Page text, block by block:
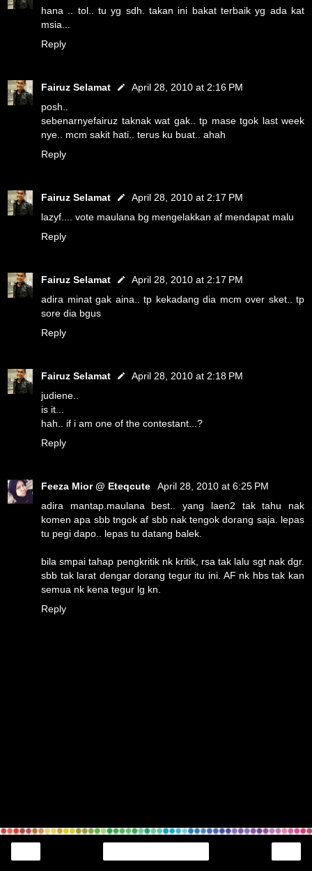
hana .. tol.. tu yg sdh. takan ini bakat terbaik yg ada kat
msia...
Reply
Fairuz Selamat
April 28, 2010 at 2:16 PM
posh..
sebenarnyefairuz taknak wat gak.. tp mase tgok last week
nye.. mcm sakit hati.. terus ku buat.. ahah
Reply
Fairuz Selamat
April 28, 2010 at 2:17 PM
lazyf.... vote maulana bg mengelakkan af mendapat malu
Reply
Fairuz Selamat
April 28, 2010 at 2:17 PM
adira minat gak aina.. tp kekadang dia mcm over sket.. tp
sore dia bgus
Reply
Fairuz Selamat
April 28, 2010 at 2:18 PM
judiene..
is it...
hah.. if i am one of the contestant...?
Reply
Feeza Mior @ Eteqcute
April 28, 2010 at 6:25 PM
adira mantap.maulana best.. yang laen2 tak tahu nak
komen apa sbb tngok af sbb nak tengok dorang saja. lepas
tu pegi dapo.. lepas tu datang balek.
bila smpai tahap pengkritik nk kritik, rsa tak lalu sgt nak dgr.
sbb tak larat dengar dorang tegur itu ini. AF nk hbs tak kan
semua nk kena tegur lg kn.
Reply